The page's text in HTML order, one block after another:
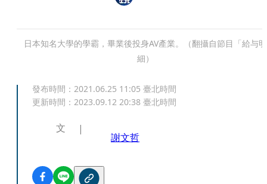
日本知名大學的學霸，畢業後投身AV產業。（翻攝自節目「給与明
細）
發布時間： 2021.06.25 11:05 臺北時間
更新時間： 2023.09.12 20:38 臺北時間
文
謝文哲